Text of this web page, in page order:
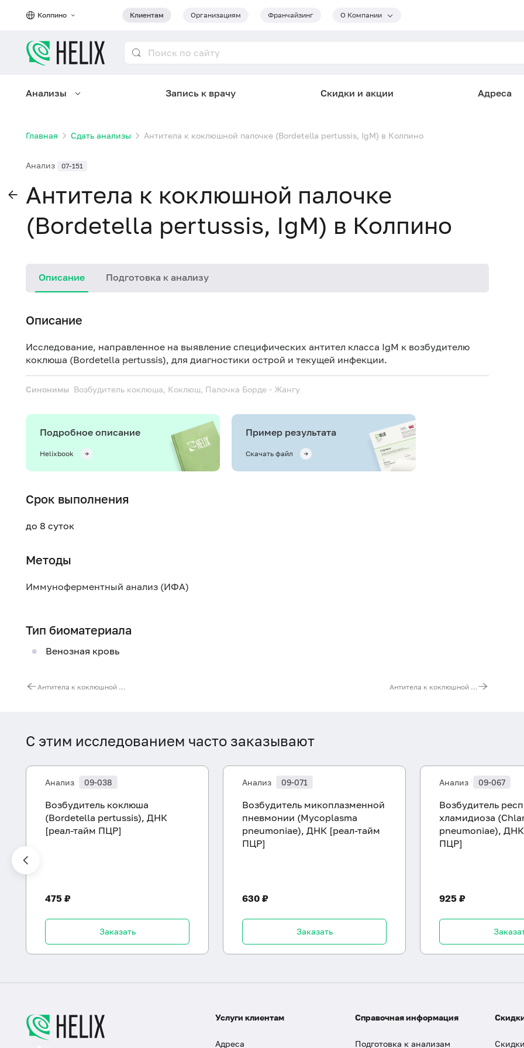
Колпино Клиентам Организациям Франчайзинг О Компании
Анализы Запись к врачу Скидки и акции Адреса
Главная Сдать анализы Антитела к коклюшной палочке (Bordetella pertussis, IgM) в Колпино
Анализ 07-151
Антитела к коклюшной палочке
(Bordetella pertussis, IgM) в Колпино
Описание Подготовка к анализу
Описание
Исследование, направленное на выявление специфических антител класса IgМ к возбудителю
коклюша (Bordetella pertussis), для диагностики острой и текущей инфекции.
Синонимы Возбудитель коклюша, Коклюш, Палочка Борде - Жангу
Подробное описание
Helixbook
Пример результата
Скачать файл
Срок выполнения
до 8 суток
Методы
Иммуноферментный анализ (ИФА)
Тип биоматериала
Венозная кровь
Антитела к коклюшной палочке (Bordetella pertussis, IgA) Антитела к коклюшной палочке (Bordetella pertussis, IgG)
Не
С этим исследованием часто заказывают
Анализ 09-038
Возбудитель коклюша
(Bordetella pertussis), ДНК
[реал-тайм ПЦР]
475 ₽
Заказать
Анализ 09-071
Возбудитель микоплазменной
пневмонии (Mycoplasma
pneumoniae), ДНК [реал-тайм
ПЦР]
630 ₽
Заказать
Анализ 09-067
Возбудитель
хламидиоза
pneumoniae),
ПЦР]
925 ₽
Услуги клиентам
Адреса
Справочная информация
Подготовка к анализам